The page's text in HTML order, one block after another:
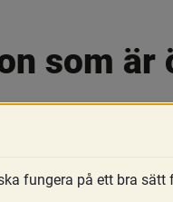
som är
fungera på ett bra sätt